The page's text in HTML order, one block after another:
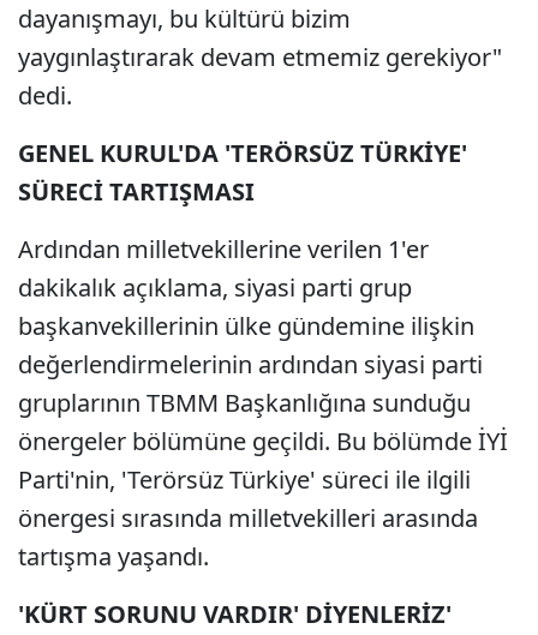
dayanışmayı, bu kültürü bizim
yaygınlaştırarak devam etmemiz gerekiyor"
dedi.
GENEL KURUL'DA 'TERÖRSÜZ TÜRKİYE'
SÜRECİ TARTIŞMASI
Ardından milletvekillerine verilen 1'er
dakikalık açıklama, siyasi parti grup
başkanvekillerinin ülke gündemine ilişkin
değerlendirmelerinin ardından siyasi parti
gruplarının TBMM Başkanlığına sunduğu
önergeler bölümüne geçildi. Bu bölümde İYİ
Parti'nin, 'Terörsüz Türkiye' süreci ile ilgili
önergesi sırasında milletvekilleri arasında
tartışma yaşandı.
'KÜRT SORUNU VARDIR' DİYENLERİZ'